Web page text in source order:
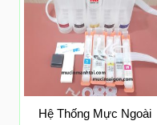
Hệ Thống Mực Ngoài